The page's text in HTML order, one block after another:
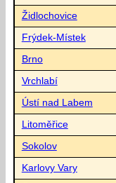
Židlochovice
Frýdek-Místek
Brno
Vrchlabí
Ústí nad Labem
Litoměřice
Sokolov
Karlovy Vary